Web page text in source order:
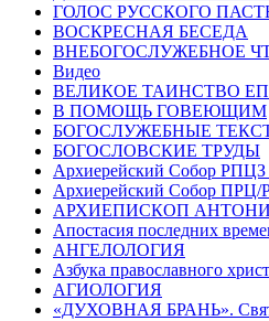
ГОЛОС РУССКОГО
ВОСКРЕСНАЯ БЕСЕДА
ВНЕБОГОСЛУЖЕБНОЕ
Видео
ВЕЛИКОЕ ТАИНСТВО
В ПОМОЩЬ ГОВЕЮЩИМ
БОГОСЛУЖЕБНЫЕ
БОГОСЛОВСКИЕ ТРУДЫ
Архиерейский Собор РПЦЗ
Архиерейский Собор ПРЦ/
АРХИЕПИСКОП
Апостасия последних
АНГЕЛОЛОГИЯ
Азбука православного
АГИОЛОГИЯ
«ДУХОВНАЯ БРАНЬ».